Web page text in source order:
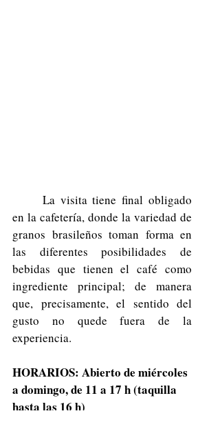
en la cafetería, donde la variedad de
granos brasileños toman forma en
las diferentes posibilidades de
bebidas que tienen el café como
ingrediente principal; de manera
que, precisamente, el sentido del
gusto no quede fuera de la
experiencia.
HORARIOS: Abierto de miércoles
a domingo, de 11 a 17 h (taquilla
hasta las 16 h)